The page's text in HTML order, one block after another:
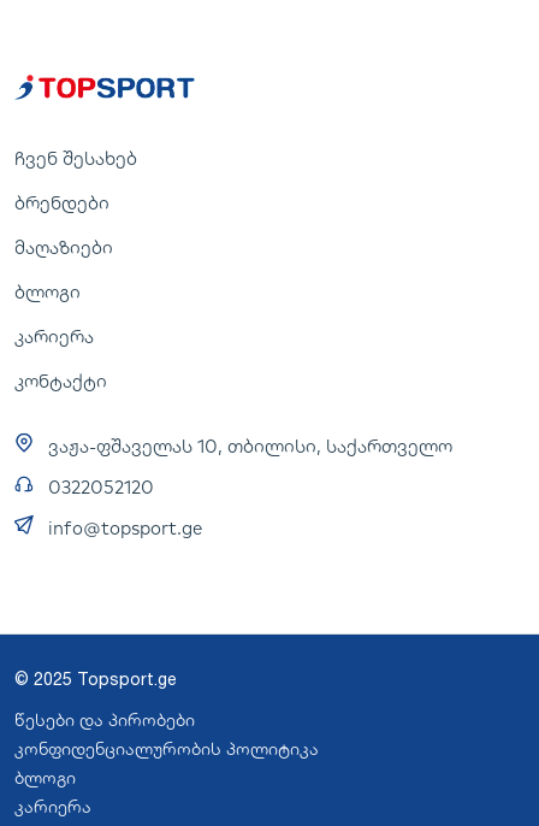
ჩვენ შესახებ
ბრენდები
მაღაზიები
ბლოგი
კარიერა
კონტაქტი
ვაჟა-ფშაველას 10, თბილისი, საქართველო
0322052120
info@topsport.ge
© 2025 Topsport.ge
წესები და პირობები
კონფიდენციალურობის პოლიტიკა
ბლოგი
კარიერა